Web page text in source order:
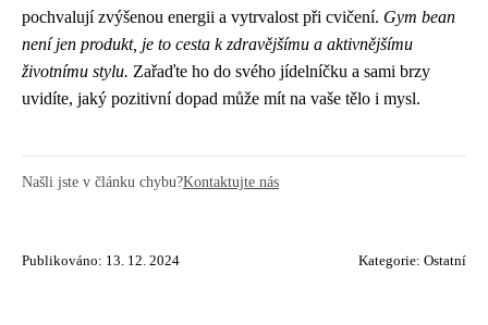
pochvalují zvýšenou energii a vytrvalost při cvičení. Gym bean
není jen produkt, je to cesta k zdravějšímu a aktivnějšímu
životnímu stylu. Zařaďte ho do svého jídelníčku a sami brzy
uvidíte, jaký pozitivní dopad může mít na vaše tělo i mysl.
Našli jste v článku chybu?Kontaktujte nás
Publikováno: 13. 12. 2024 Kategorie: Ostatní